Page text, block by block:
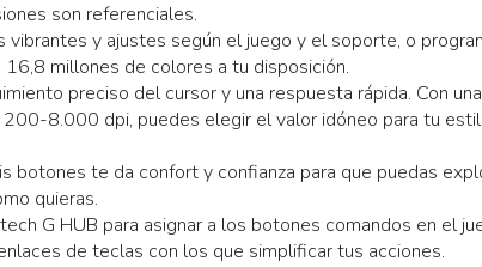
son referenciales.
vibrantes y ajustes según el juego y el soporte, o
millones de colores a tu disposición.
preciso del cursor y una respuesta rápida. Con una
8.000 dpi, puedes elegir el valor idóneo para tu
botones te da confort y confianza para que puedas
quieras.
G HUB para asignar a los botones comandos en el
de teclas con los que simplificar tus acciones.